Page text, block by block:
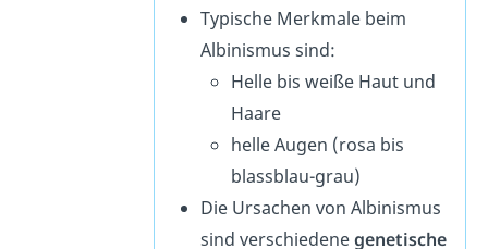
Typische Merkmale beim
Albinismus sind:
Helle bis weiße Haut und
Haare
helle Augen (rosa bis
blassblau-grau)
Die Ursachen von Albinismus
sind verschiedenegenetische